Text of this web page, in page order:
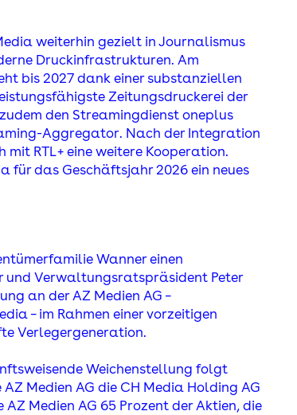
weiterhin gezielt in Journalismus
Druckinfrastrukturen. Am
bis 2027 dank einer substanziellen
Zeitungsdruckerei der
den Streamingdienst oneplus
Aggregator. Nach der Integration
RTL+ eine weitere Kooperation.
für das Geschäftsjahr 2026 ein neues
Wanner einen
und Verwaltungsratspräsident Peter
an der AZ Medien AG –
– im Rahmen einer vorzeitigen
Verlegergeneration.
Weichenstellung folgt
Medien AG die CH Media Holding AG
Medien AG 65 Prozent der Aktien, die